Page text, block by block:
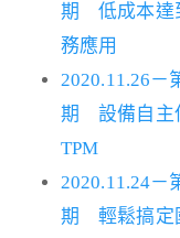
期 低成本達
務應用
2020.11.26
期 設備自主
TPM
2020.11.24
期 輕鬆搞定